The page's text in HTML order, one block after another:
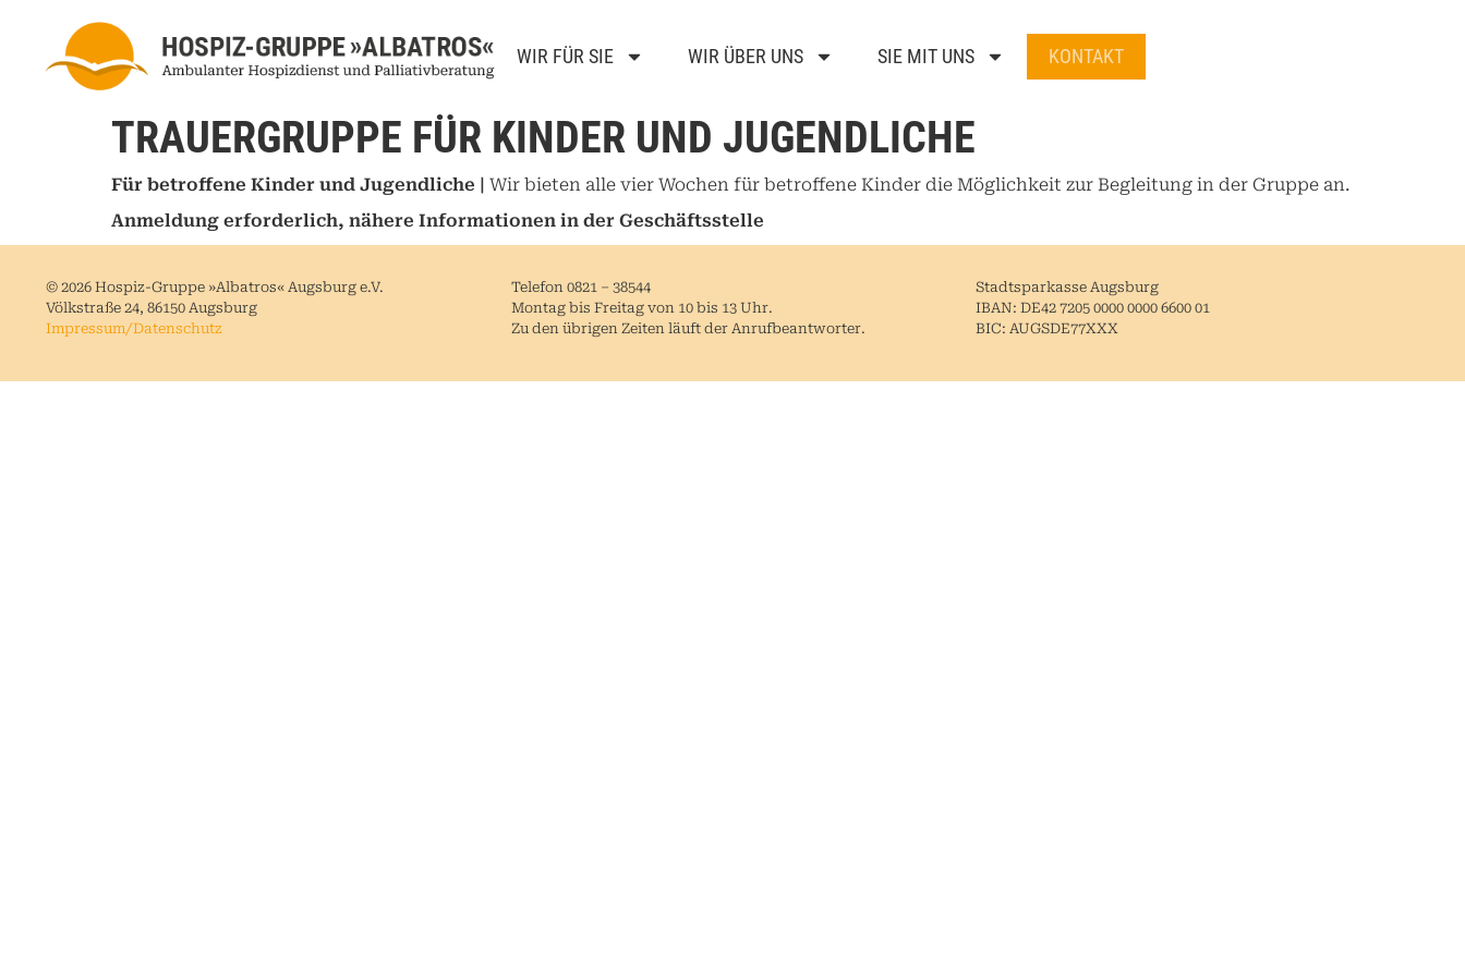
WIR FÜR SIE WIR ÜBER UNS SIE MIT UNS KONTAKT
TRAUERGRUPPE FÜR KINDER UND JUGENDLICHE
Für betroffene Kinder und Jugendliche | Wir bieten alle vier Wochen für betroffene Kinder die Möglichkeit zur Begleitung in der Gruppe an.
Anmeldung erforderlich, nähere Informationen in der Geschäftsstelle
© 2026 Hospiz-Gruppe »Albatros« Augsburg e.V.
Völkstraße 24, 86150 Augsburg
Impressum/Datenschutz
Telefon 0821 – 38544
Montag bis Freitag von 10 bis 13 Uhr.
Zu den übrigen Zeiten läuft der Anrufbeantworter.
Stadtsparkasse Augsburg
IBAN: DE42 7205 0000 0000 6600 01
BIC: AUGSDE77XXX